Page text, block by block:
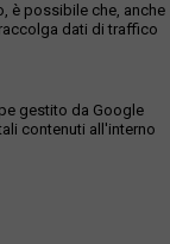
è possibile che, anche
dati di traffico
gestito da Google
contenuti all'interno